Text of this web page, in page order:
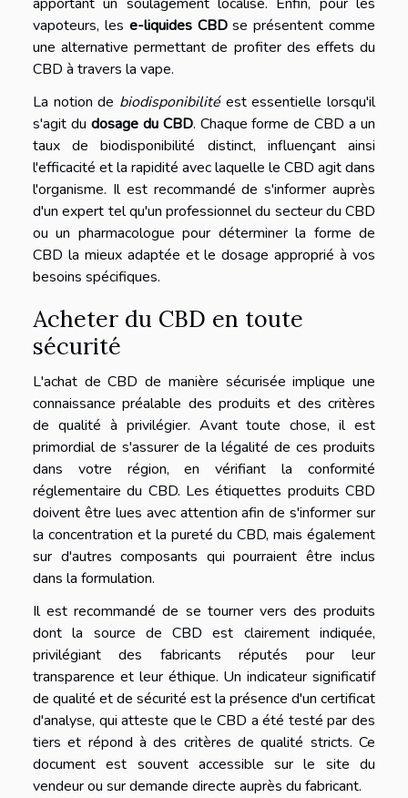
vapoteurs, les e-liquides CBDse présentent comme
une alternative permettant de profiter des effets du
CBD à travers la vape.
La notion de biodisponibilitéest essentielle lorsqu'il
s'agit du dosage du CBD. Chaque forme de CBD a un
taux de biodisponibilité distinct, influençant ainsi
l'efficacité et la rapidité avec laquelle le CBD agit dans
l'organisme. Il est recommandé de s'informer auprès
d'un expert tel qu'un professionnel du secteur du CBD
ou un pharmacologue pour déterminer la forme de
CBD la mieux adaptée et le dosage approprié à vos
besoins spécifiques.
Acheter du CBD en toute
sécurité
L'achat de CBD de manière sécurisée implique une
connaissance préalable des produits et des critères
de qualité à privilégier. Avant toute chose, il est
primordial de s'assurer de la légalité de ces produits
dans votre région, en vérifiant la conformité
réglementaire du CBD. Les étiquettes produits CBD
doivent être lues avec attention afin de s'informer sur
la concentration et la pureté du CBD, mais également
sur d'autres composants qui pourraient être inclus
dans la formulation.
Il est recommandé de se tourner vers des produits
dont la source de CBD est clairement indiquée,
privilégiant des fabricants réputés pour leur
transparence et leur éthique. Un indicateur significatif
de qualité et de sécurité est la présence d'un certificat
d'analyse, qui atteste que le CBD a été testé par des
tiers et répond à des critères de qualité stricts. Ce
document est souvent accessible sur le site du
vendeur ou sur demande directe auprès du fabricant.